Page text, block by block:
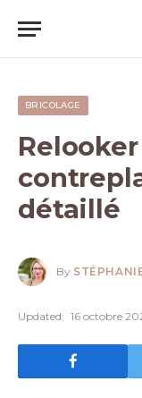
BRICOLAGE
détaillé
By
Updated: 16 octobre